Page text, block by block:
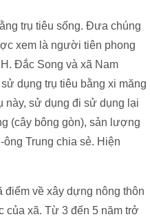
trụ tiêu sống. Đưa chúng
xem là người tiên phong
Đắc Song và xã Nam
dụng trụ tiêu bằng xi măng
này, sử dụng đi sử dụng lại
(cây bông gòn), sản lượng
Trung chia sẻ. Hiện
về xây dựng nông thôn
của xã. Từ 3 đến 5 năm trở